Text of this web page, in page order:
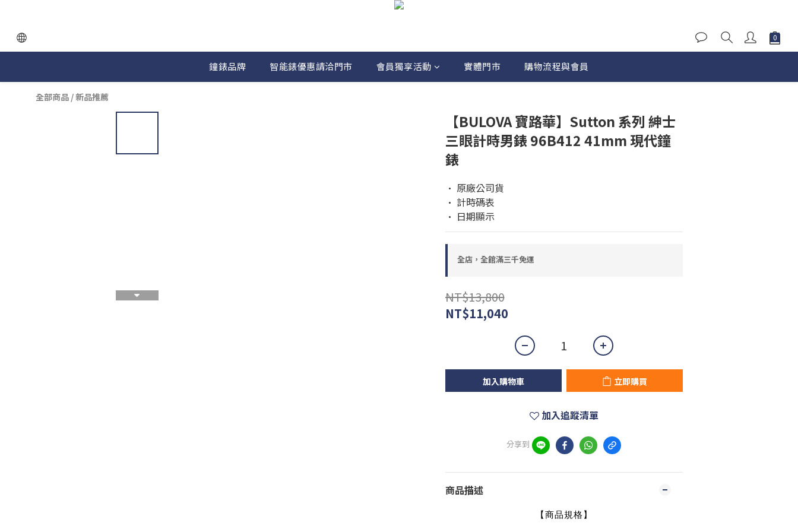
鐘錶品牌 智能錶優惠請洽門市 會員獨享活動 實體門市 購物流程與會員
全部商品 /新品推薦
【BULOVA 寶路華】Sutton 系列 紳士
三眼計時男錶 96B412 41mm 現代鐘
錶
• 原廠公司貨
• 計時碼表
• 日期顯示
全店，全館滿三千免運
NT$13,800
NT$11,040
加入購物車 立即購買
加入追蹤清單
分享到
商品描述
【商品規格】